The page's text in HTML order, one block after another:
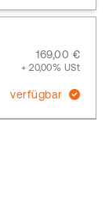
169,00 €
+ 20,00% USt
verfügbar